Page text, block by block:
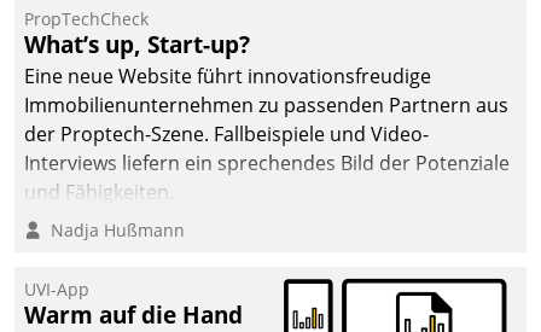
Datatrain ermöglicht
automatisiert ausgelöste,
zielgerichtete
Mieterbefragungen – eine
starke Grundlage für
intelligente,
Entscheidungen.
PropTechCheck
What’s up, Start-up?
Eine neue Website führt innovationsfreudige
Immobilienunternehmen zu passenden Partnern aus
der Proptech-Szene. Fallbeispiele und Video-
Interviews liefern ein sprechendes Bild der Potenziale
und Fähigkeiten.
Nadja Hußmann
UVI-App
Warm auf die Hand